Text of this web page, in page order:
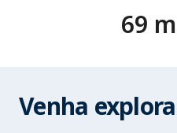
69
Venha